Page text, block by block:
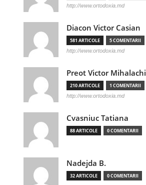
http://www.ortodoxia.md
Diacon Victor Casian
581 ARTICOLE 5 COMENTARII
http://www.ortodoxia.md
Preot Victor Mihalachi
210 ARTICOLE 1 COMENTARII
http://www.ortodoxia.md
Cvasniuc Tatiana
88 ARTICOLE 0 COMENTARII
Nadejda B.
32 ARTICOLE 0 COMENTARII